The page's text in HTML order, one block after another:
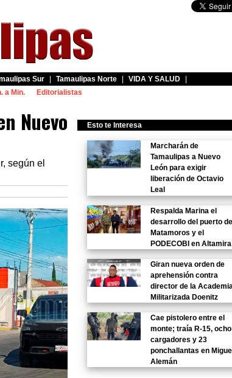
Sur Tamaulipas Norte VIDA Y SALUD
a Min. Editorialistas
Nuevo
según el
Esto te Interesa
Marcharán de
Tamaulipas a Nuevo
León para exigir
liberación de Octavio
Leal
Respalda Marina el
desarrollo del puerto de
Matamoros y el
PODECOBI en Altamira
Giran nueva orden de
aprehensión contra
director de la
Militarizada Doenitz
Cae pistolero entre el
monte; traía R-15, ocho
cargadores y 23
ponchallantas en Miguel
Alemán